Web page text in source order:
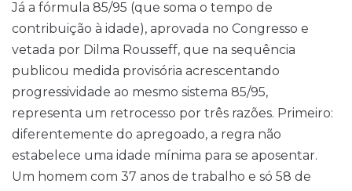
Já a fórmula 85/95 (que soma o tempo de
contribuição à idade), aprovada no Congresso e
vetada por Dilma Rousseff, que na sequência
publicou medida provisória acrescentando
progressividade ao mesmo sistema 85/95,
representa um retrocesso por três razões. Primeiro:
diferentemente do apregoado, a regra não
estabelece uma idade mínima para se aposentar.
Um homem com 37 anos de trabalho e só 58 de